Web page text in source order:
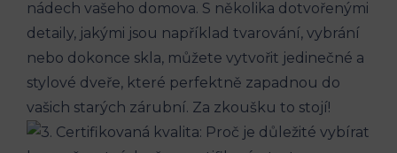
nádech vašeho domova. S několika dotvořenými
detaily, jakými jsou například tvarování, vybrání
nebo dokonce skla, můžete vytvořit jedinečné a
stylové dveře, které perfektně zapadnou do
vašich starých zárubní. Za zkoušku to stojí!